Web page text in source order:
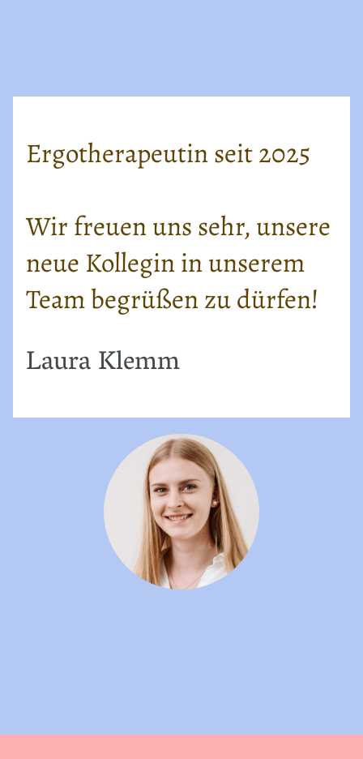
Ergotherapeutin seit 2025
Wir freuen uns sehr, unsere
neue Kollegin in unserem
Team begrüßen zu dürfen!
Laura Klemm